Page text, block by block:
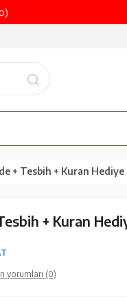
Tesbih + Kuran Hediye Seti (Hafız Boy,
+ Kuran
yorumları (0)